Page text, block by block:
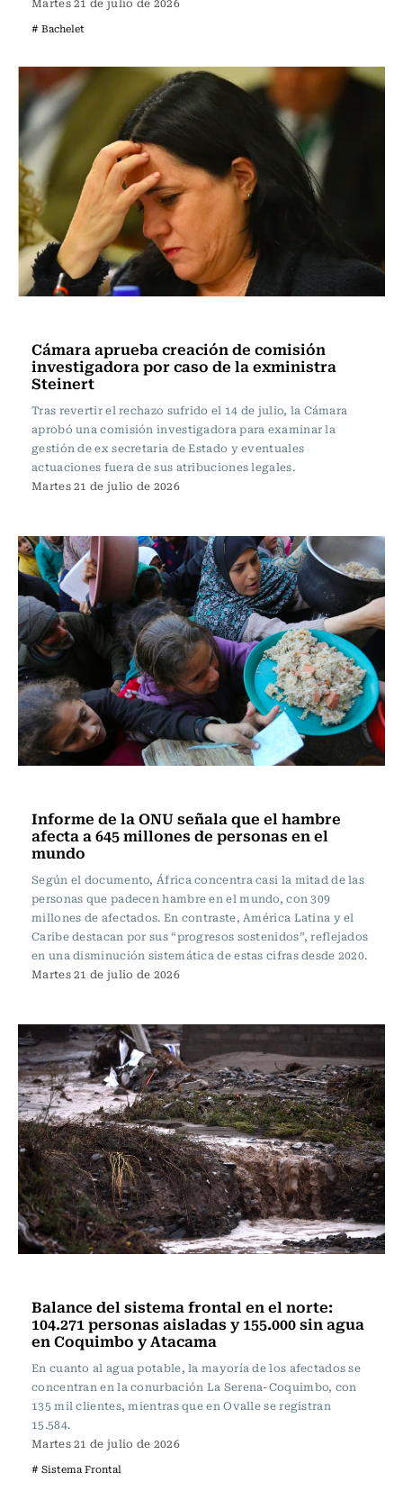
# Bachelet
Cámara aprueba creación de comisión
investigadora por caso de la exministra
Steinert
Tras revertir el rechazo sufrido el 14 de julio, la Cámara
aprobó una comisión investigadora para examinar la
gestión de ex secretaria de Estado y eventuales
actuaciones fuera de sus atribuciones legales.
Martes 21 de julio de 2026
Informe de la ONU señala que el hambre
afecta a 645 millones de personas en el
mundo
Según el documento, África concentra casi la mitad de las
personas que padecen hambre en el mundo, con 309
millones de afectados. En contraste, América Latina y el
Caribe destacan por sus “progresos sostenidos”, reflejados
en una disminución sistemática de estas cifras desde 2020.
Martes 21 de julio de 2026
Balance del sistema frontal en el norte:
104.271 personas aisladas y 155.000 sin agua
en Coquimbo y Atacama
En cuanto al agua potable, la mayoría de los afectados se
concentran en la conurbación La Serena-Coquimbo, con
135 mil clientes, mientras que en Ovalle se registran
15.584.
Martes 21 de julio de 2026
# Sistema Frontal